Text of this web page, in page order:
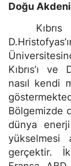
Doğu
Kıbrıs
Kıbrıs’ı ve
nasıl kendi
Bölgemizde
dünya enerji
yükselmesi
gerçektir.